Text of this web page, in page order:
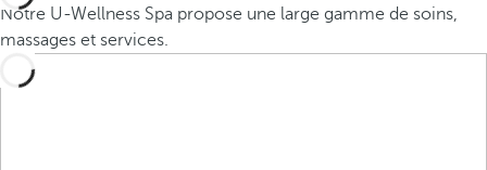
Notre U-Wellness Spa propose une large gamme de soins,
massages et services.